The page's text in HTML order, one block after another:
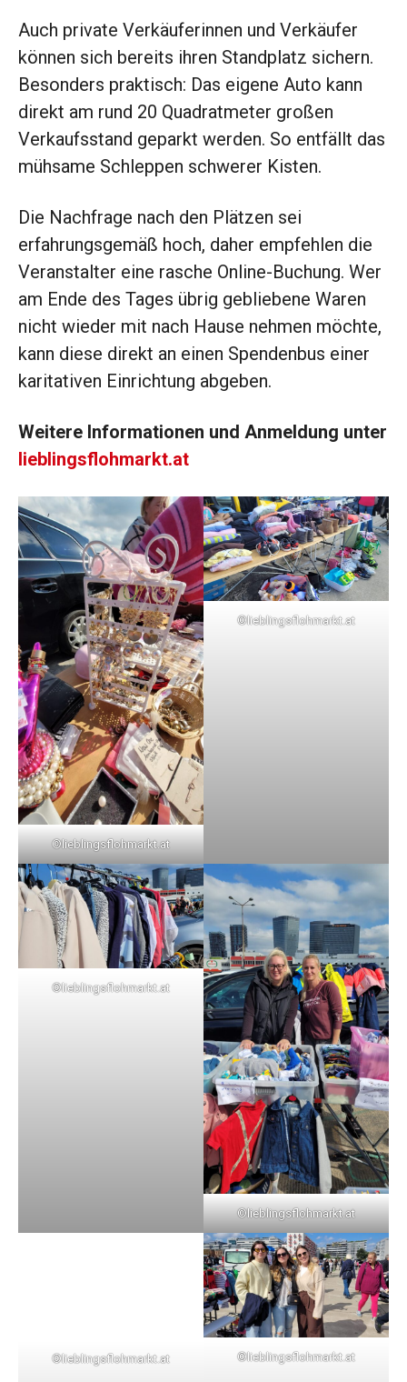
Auch private Verkäuferinnen und Verkäufer
können sich bereits ihren Standplatz sichern.
Besonders praktisch: Das eigene Auto kann
direkt am rund 20 Quadratmeter großen
Verkaufsstand geparkt werden. So entfällt das
mühsame Schleppen schwerer Kisten.
Die Nachfrage nach den Plätzen sei
erfahrungsgemäß hoch, daher empfehlen die
Veranstalter eine rasche Online-Buchung. Wer
am Ende des Tages übrig gebliebene Waren
nicht wieder mit nach Hause nehmen möchte,
kann diese direkt an einen Spendenbus einer
karitativen Einrichtung abgeben.
Weitere Informationen und Anmeldung unter
lieblingsflohmarkt.at
©lieblingsflohmarkt.at
©lieblingsflohmarkt.at
©lieblingsflohmarkt.at
©lieblingsflohmarkt.at
©lieblingsflohmarkt.at